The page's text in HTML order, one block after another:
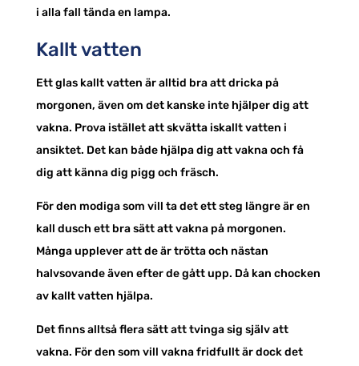
i alla fall tända en lampa.
Kallt vatten
Ett glas kallt vatten är alltid bra att dricka på
morgonen, även om det kanske inte hjälper dig att
vakna. Prova istället att skvätta iskallt vatten i
ansiktet. Det kan både hjälpa dig att vakna och få
dig att känna dig pigg och fräsch.
För den modiga som vill ta det ett steg längre är en
kall dusch ett bra sätt att vakna på morgonen.
Många upplever att de är trötta och nästan
halvsovande även efter de gått upp. Då kan chocken
av kallt vatten hjälpa.
Det finns alltså flera sätt att tvinga sig själv att
vakna. För den som vill vakna fridfullt är dock det